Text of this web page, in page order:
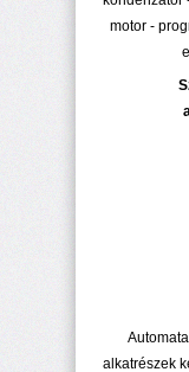
motor -
alkatrészek